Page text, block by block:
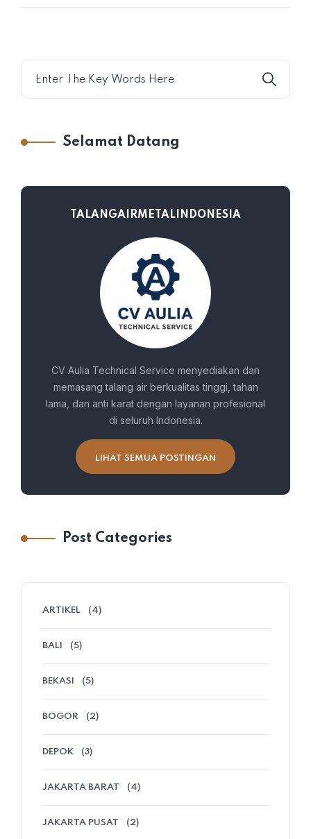
Selamat Datang
TALANGAIRMETALINDONESIA
CV Aulia Technical Service menyediakan dan
memasang talang air berkualitas tinggi, tahan
lama, dan anti karat dengan layanan profesional
di seluruh Indonesia.
LIHAT SEMUA POSTINGAN
Post Categories
ARTIKEL (4)
BALI (5)
BEKASI (5)
BOGOR (2)
DEPOK (3)
JAKARTA BARAT (4)
JAKARTA PUSAT (2)